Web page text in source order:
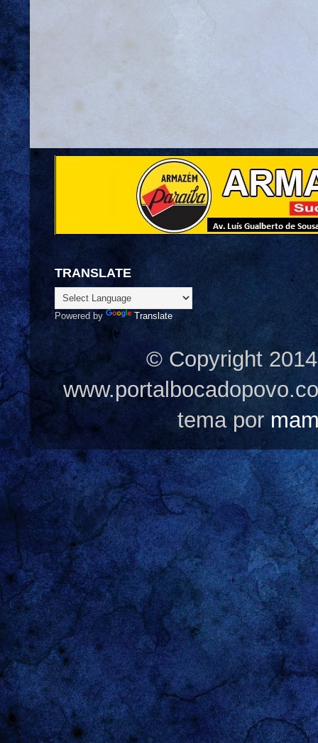
TRANSLATE
Powered by Translate
© Copyright
tema por